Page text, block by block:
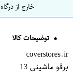
خارج از
توضیحات کالا
coverstores.ir
برقو ماشینی 13